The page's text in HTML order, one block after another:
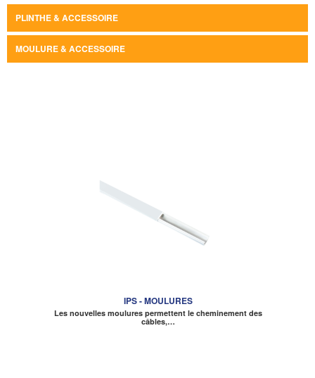
PLINTHE & ACCESSOIRE
MOULURE & ACCESSOIRE
IPS - MOULURES
Les nouvelles moulures permettent le cheminement des
câbles,…